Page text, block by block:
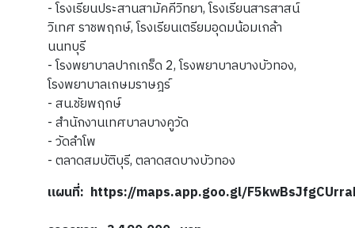
- โรงเรียนประสานสามัคคีวิทยา, โรงเรียนสารสาสน์
วิเทศ ราชพฤกษ์, โรงเรียนเตรียมอุดมน้อมเกล้า
นนทบุรี
- โรงพยาบาลปากเกร็ด 2, โรงพยาบาลบางบัวทอง,
โรงพยาบาลเกษมราษฎร์
- สน.ชัยพฤกษ์
- สำนักงานเทศบาลบางคูวัด
- วัดลำโพ
- ตลาดสมบัติบุรี, ตลาดสดบางบัวทอง
แผนที่: https://maps.app.goo.gl/